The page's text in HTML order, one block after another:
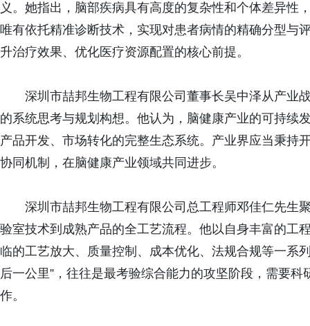
义。她指出，脑部疾病具有高度的复杂性和个体差异性
唯有依托精准诊断技术，实现对患者病情的精确分型与
升治疗效果、优化医疗资源配置的核心前提。
深圳市喆邦生物工程有限公司董事长吴中泽从产业
的系统思考与规划构想。他认为，脑健康产业的可持续
产品开发、市场转化的完整生态系统。产业界应当秉持
协同机制，在脑健康产业领域共同进步。
深圳市喆邦生物工程有限公司总工程师邓佳仁先生
验室技术到成熟产品的全工艺流程。他以自身丰富的工
临的工艺放大、质量控制、成本优化、法规合规等一系
后一公里”，往往是最考验综合能力的攻坚阶段，需要
作。